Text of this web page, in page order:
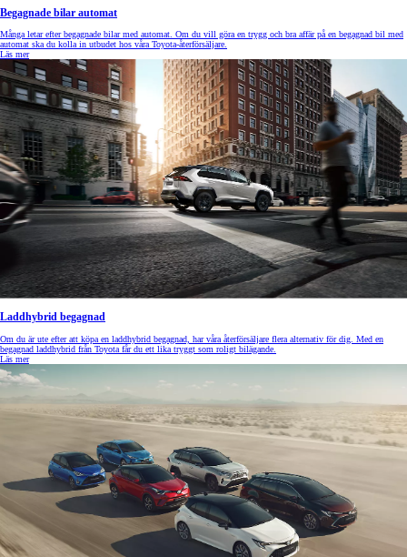
Begagnade bilar automat
Många letar efter begagnade bilar med automat. Om du vill göra en trygg och bra affär på en begagnad bil med
automat ska du kolla in utbudet hos våra Toyota-återförsäljare.
Läs mer
Laddhybrid begagnad
Om du är ute efter att köpa en laddhybrid begagnad, har våra återförsäljare flera alternativ för dig. Med en
begagnad laddhybrid från Toyota får du ett lika tryggt som roligt bilägande.
Läs mer